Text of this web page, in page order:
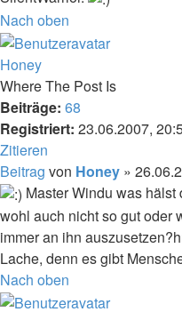
Nach oben
Honey
Where The Post Is
Beiträge: 68
Registriert: 23.06.2007,
Zitieren
Beitrag von Honey »
Master Windu was
wohl auch nicht so gut oder
immer an ihn
Lache, denn es gibt
Nach oben